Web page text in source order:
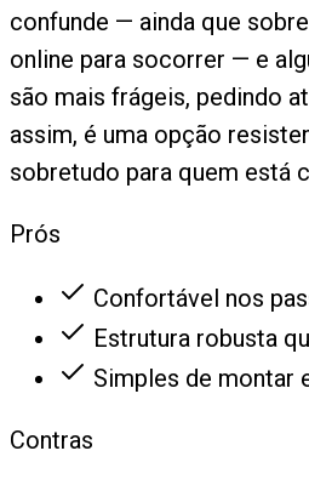
confunde — ainda que
online para socorrer — e
são mais frágeis, pedindo
assim, é uma opção
sobretudo para quem está
Prós
Confortável nos
Estrutura robusta
Simples de montar
Contras